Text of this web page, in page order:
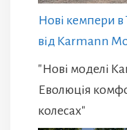
Нові кемпери
від Karmann
"Нові моделі
Еволюція
колесах"